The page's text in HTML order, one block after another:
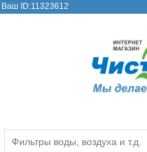
Ваш ID:11323612